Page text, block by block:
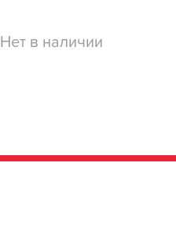
Нет в наличии